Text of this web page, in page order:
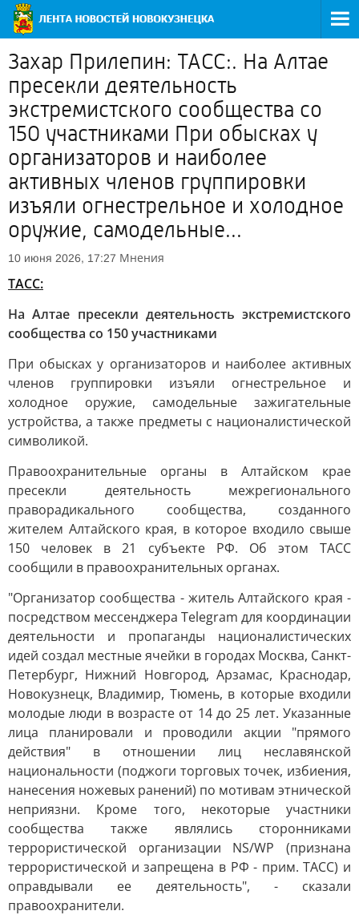
Захар Прилепин: ТАСС:. На Алтае
пресекли деятельность
экстремистского сообщества со
150 участниками При обысках у
организаторов и наиболее
активных членов группировки
изъяли огнестрельное и холодное
оружие, самодельные...
10 июня 2026, 17:27 Мнения
ТАСС:
На Алтае пресекли деятельность экстремистского
сообщества со 150 участниками
При обысках у организаторов и наиболее активных
членов группировки изъяли огнестрельное и
холодное оружие, самодельные зажигательные
устройства, а также предметы с националистической
символикой.
Правоохранительные органы в Алтайском крае
пресекли деятельность межрегионального
праворадикального сообщества, созданного
жителем Алтайского края, в которое входило свыше
150 человек в 21 субъекте РФ. Об этом ТАСС
сообщили в правоохранительных органах.
"Организатор сообщества - житель Алтайского края -
посредством мессенджера Telegram для координации
деятельности и пропаганды националистических
идей создал местные ячейки в городах Москва, Санкт-
Петербург, Нижний Новгород, Арзамас, Краснодар,
Новокузнецк, Владимир, Тюмень, в которые входили
молодые люди в возрасте от 14 до 25 лет. Указанные
лица планировали и проводили акции "прямого
действия" в отношении лиц неславянской
национальности (поджоги торговых точек, избиения,
нанесения ножевых ранений) по мотивам этнической
неприязни. Кроме того, некоторые участники
сообщества также являлись сторонниками
террористической организации NS/WP (признана
террористической и запрещена в РФ - прим. ТАСС) и
оправдывали ее деятельность", - сказали
правоохранители.